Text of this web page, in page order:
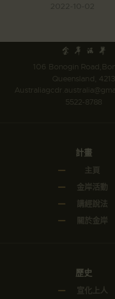
106 Bonogin
Queensland, 4213
Australia
5522-8788
計畫
主頁
金岸活動
講經說法
關於金岸
歷史
宣化上人